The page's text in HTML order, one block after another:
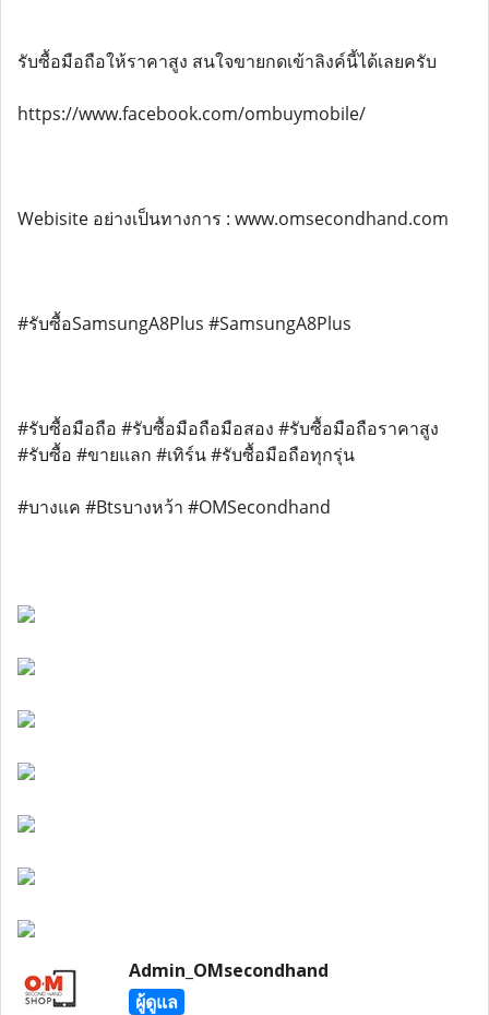
รับซื้อมือถือให้ราคาสูง สนใจขายกดเข้าลิงค์นี้ได้เลยครับ
https://www.facebook.com/ombuymobile/
Webisite อย่างเป็นทางการ : www.omsecondhand.com
#รับซื้อSamsungA8Plus #SamsungA8Plus
#รับซื้อมือถือ #รับซื้อมือถือมือสอง #รับซื้อมือถือราคาสูง
#รับซื้อ #ขายแลก #เทิร์น #รับซื้อมือถือทุกรุ่น
#บางแค #Btsบางหว้า #OMSecondhand
Admin_OMsecondhand
ผู้ดูแล